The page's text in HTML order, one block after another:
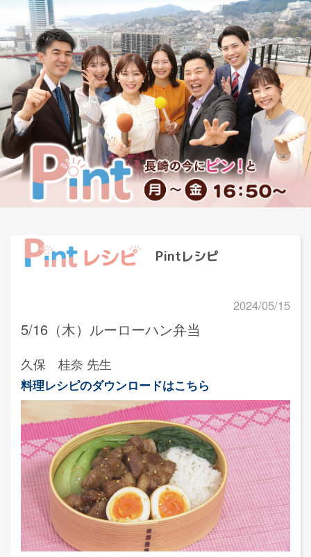
Pintレシピ
2024/05/15
5/16（木）ルーローハン弁当
久保 桂奈 先生
料理レシピのダウンロードはこちら